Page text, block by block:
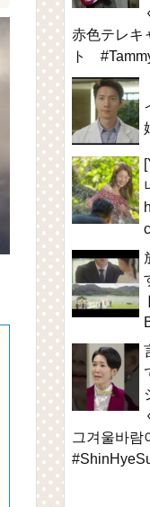
赤色テレ
ト
그겨울바람